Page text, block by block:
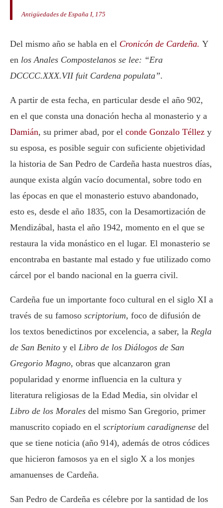
Antigüedades de España I, 175
Del mismo año se habla en el Cronicón de Cardeña. Y
en los Anales Compostelanos se lee: “Era
DCCCC.XXX.VII fuit Cardena populata”.
A partir de esta fecha, en particular desde el año 902,
en el que consta una donación hecha al monasterio y a
Damián, su primer abad, por el conde Gonzalo Téllez y
su esposa, es posible seguir con suficiente objetividad
la historia de San Pedro de Cardeña hasta nuestros días,
aunque exista algún vacío documental, sobre todo en
las épocas en que el monasterio estuvo abandonado,
esto es, desde el año 1835, con la Desamortización de
Mendizábal, hasta el año 1942, momento en el que se
restaura la vida monástico en el lugar. El monasterio se
encontraba en bastante mal estado y fue utilizado como
cárcel por el bando nacional en la guerra civil.
Cardeña fue un importante foco cultural en el siglo XI a
través de su famoso scriptorium, foco de difusión de
los textos benedictinos por excelencia, a saber, la Regla
de San Benito y el Libro de los Diálogos de San
Gregorio Magno, obras que alcanzaron gran
popularidad y enorme influencia en la cultura y
literatura religiosas de la Edad Media, sin olvidar el
Libro de los Morales del mismo San Gregorio, primer
manuscrito copiado en el scriptorium caradignense del
que se tiene noticia (año 914), además de otros códices
que hicieron famosos ya en el siglo X a los monjes
amanuenses de Cardeña.
San Pedro de Cardeña es célebre por la santidad de los